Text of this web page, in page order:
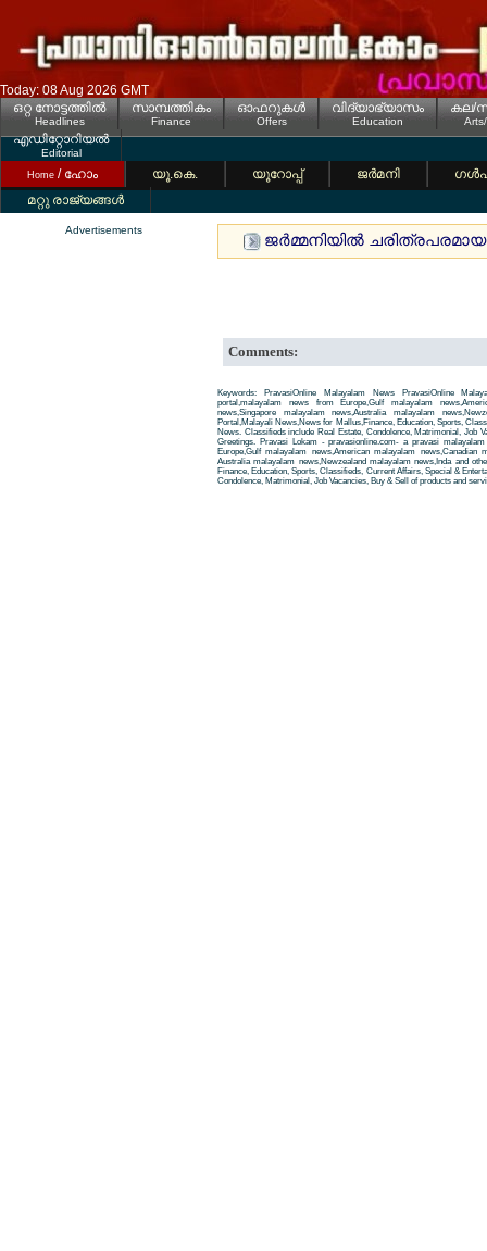
Today: 08 Aug 2026 GMT
ഒറ്റ നോട്ടത്തില്‍
Headlines
സാമ്പത്തികം
Finance
ഓഫറുകള്‍
Offers
വിദ്യാഭ്യാസം
Education
കല/
എഡിറ്റോറിയല്‍
Editorial
Home / ഹോം യൂ.കെ. യൂറോപ്പ് ജര്‍മനി
മറ്റു രാജ്യങ്ങള്‍
Advertisements
ജര്‍മ്മനിയില്‍
Comments:
Keywords: PravasiOnline Malayalam News PravasiOnline
portal,malayalam news from Europe,Gulf malayalam
news,Singapore malayalam news,Australia malayalam
Portal,Malayali News,News for Mallus,Finance, Education, Sports,
News. Classifieds include Real Estate, Condolence, Matrimonial, Job
Greetings. Pravasi Lokam - pravasionline.com- a pravasi
Europe,Gulf malayalam news,American malayalam news,Canadian
Australia malayalam news,Newzealand malayalam news,Inda and
Finance, Education, Sports, Classifieds, Current Affairs, Special &
Condolence, Matrimonial, Job Vacancies, Buy & Sell of products and